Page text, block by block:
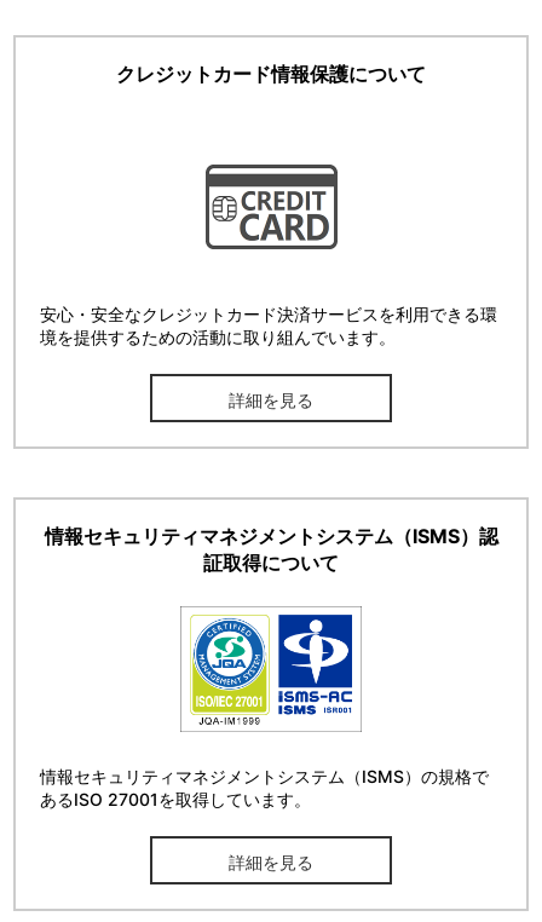
クレジットカード情報保護について
安心・安全なクレジットカード決済サービスを利用できる環
境を提供するための活動に取り組んでいます。
詳細を見る
情報セキュリティマネジメントシステム（ISMS）認
証取得について
情報セキュリティマネジメントシステム（ISMS）の規格で
あるISO 27001を取得しています。
詳細を見る